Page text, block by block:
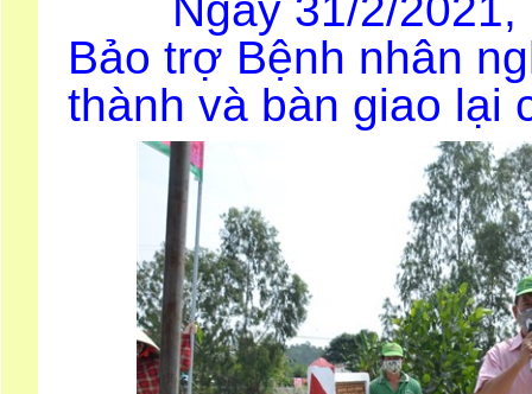
Bảo trợ Bệnh nhân
thành và bàn giao lại